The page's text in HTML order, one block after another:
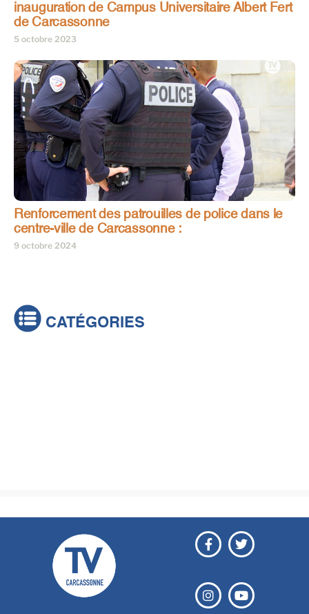
inauguration de Campus Universitaire Albert Fert
de Carcassonne
5 octobre 2023
Renforcement des patrouilles de police dans le
centre-ville de Carcassonne :
9 octobre 2024
CATÉGORIES